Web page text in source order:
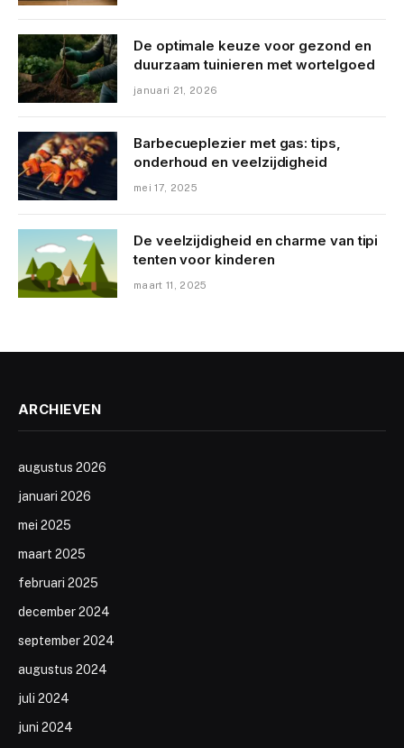
De optimale keuze voor gezond en
duurzaam tuinieren met wortelgoed
januari 21, 2026
Barbecueplezier met gas: tips,
onderhoud en veelzijdigheid
mei 17, 2025
De veelzijdigheid en charme van tipi
tenten voor kinderen
maart 11, 2025
ARCHIEVEN
augustus 2026
januari 2026
mei 2025
maart 2025
februari 2025
december 2024
september 2024
augustus 2024
juli 2024
juni 2024